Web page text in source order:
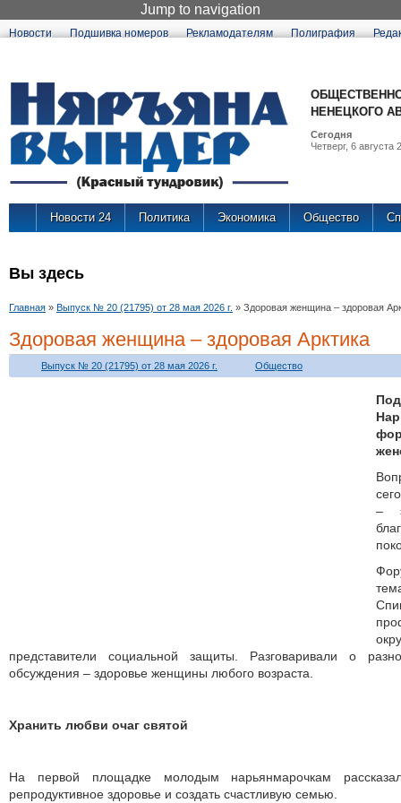
Jump to navigation
Новости Подшивка номеров Рекламодателям Полиграфия
НЕНЕЦКОГО
Сегодня
Четверг, 6 августа
Новости 24 Политика Экономика Общество
Вы здесь
Главная » Выпуск № 20 (21795) от 28 мая 2026 г. » Здоровая женщина – здоровая
Здоровая женщина – здоровая Арктика
Выпуск № 20 (21795) от 28 мая 2026 г. Общество
–
представители социальной защиты. Разговаривали о
обсуждения – здоровье женщины любого возраста.
Хранить любви очаг святой
На первой площадке молодым нарьянмарочкам
репродуктивное здоровье и создать счастливую семью.